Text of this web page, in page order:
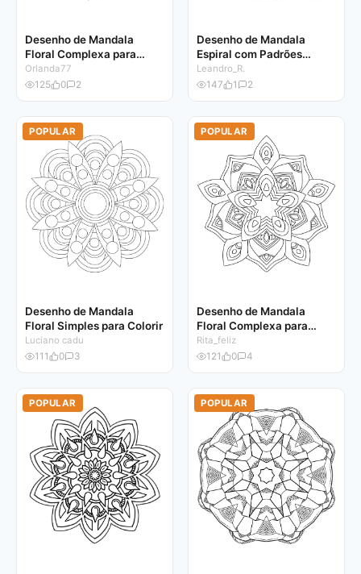
Desenho de Mandala
Floral Complexa para
Colorir
Orlanda77
125
0 2
Desenho de Mandala
Espiral com Padrões
Geométricos para Colorir
Leandro_R.
147
1 2
POPULAR
Desenho de Mandala
Floral Simples para Colorir
Luciano cadu
111
0 3
POPULAR
Desenho de Mandala
Floral Complexa para
Colorir
Rita_feliz
121
0 4
POPULAR POPULAR